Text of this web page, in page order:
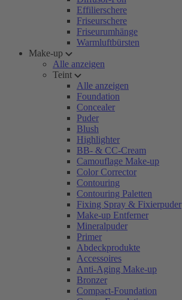
Effilierschere
Friseurschere
Friseurumhänge
Warmluftbürsten
Make-up
Alle anzeigen
Teint
Alle anzeigen
Foundation
Concealer
Puder
Blush
Highlighter
BB- & CC-Cream
Camouflage Make-up
Color Corrector
Contouring
Contouring Paletten
Fixing Spray & Fixierpuder
Make-up Entferner
Mineralpuder
Primer
Abdeckprodukte
Accessoires
Anti-Aging Make-up
Bronzer
Compact-Foundation